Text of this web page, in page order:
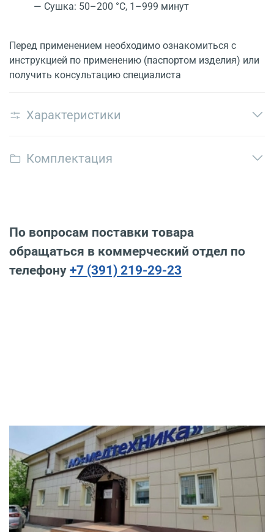
— Сушка: 50–200 °C, 1–999 минут
Перед применением необходимо ознакомиться с
инструкцией по применению (паспортом изделия) или
получить консультацию специалиста
Характеристики
Комплектация
По вопросам поставки товара
обращаться в коммерческий отдел по
телефону +7 (391) 219-29-23